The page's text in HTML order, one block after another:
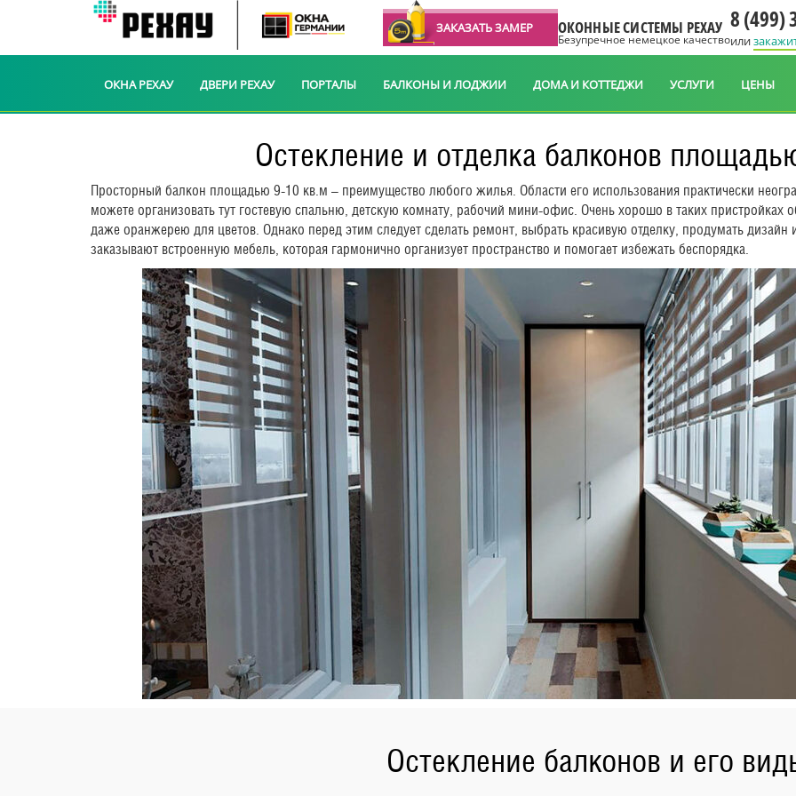
ЗАКАЗАТЬ ЗАМЕР ОКОННЫЕ СИСТЕМЫ РЕХАУ
Безупречное немецкое качество
8 (499)
или
ОКНА РЕХАУ ДВЕРИ РЕХАУ ПОРТАЛЫ БАЛКОНЫ И ЛОДЖИИ ДОМА И КОТТЕДЖИ УСЛУГИ ЦЕНЫ
Остекление и отделка балконов
Просторный балкон площадью 9-10 кв.м – преимущество любого жилья. Области его использования практически
можете организовать тут гостевую спальню, детскую комнату, рабочий мини-офис. Очень хорошо в таких
даже оранжерею для цветов. Однако перед этим следует сделать ремонт, выбрать красивую отделку, продумать
заказывают встроенную мебель, которая гармонично организует пространство и помогает избежать беспорядка.
Остекление балконов и его